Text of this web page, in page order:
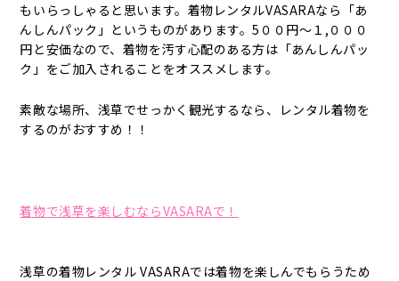
もいらっしゃると思います。着物レンタルVASARAなら「あ
んしんパック」というものがあります。5００円～１,０００
円と安価なので、着物を汚す心配のある方は「あんしんパッ
ク」をご加入されることをオススメします。
素敵な場所、浅草でせっかく観光するなら、レンタル着物を
するのがおすすめ！！
着物で浅草を楽しむならVASARAで！
浅草の着物レンタル VASARAでは着物を楽しんでもらうため